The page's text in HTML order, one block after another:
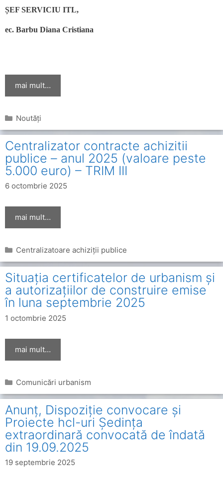
ȘEF SERVICIU ITL,
ec. Barbu Diana Cristiana
mai mult…
Categorii
Noutăți
Centralizator contracte achizitii
publice – anul 2025 (valoare peste
5.000 euro) – TRIM III
6 octombrie 2025
mai mult…
Categorii
Centralizatoare achiziții publice
Situația certificatelor de urbanism și
a autorizațiilor de construire emise
în luna septembrie 2025
1 octombrie 2025
mai mult…
Categorii
Comunicări urbanism
Anunț, Dispoziție convocare și
Proiecte hcl-uri Ședința
extraordinară convocată de îndată
din 19.09.2025
19 septembrie 2025